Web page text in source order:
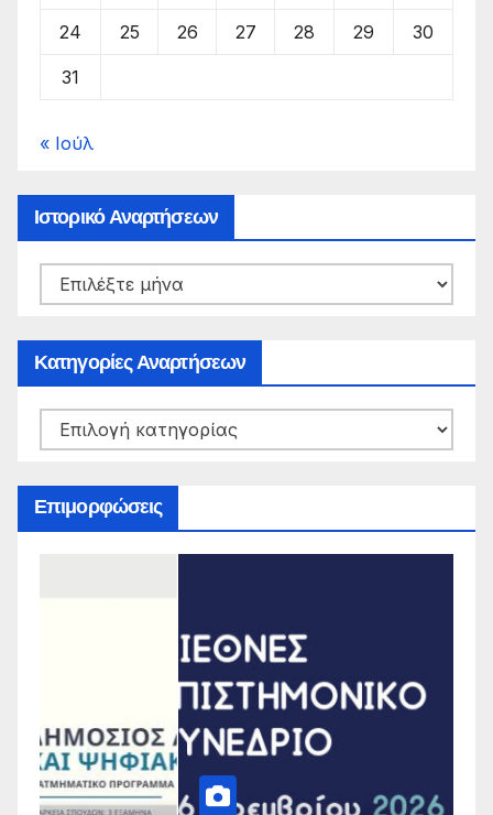
24 25 26 27 28 29 30
31
« Ιούλ
Ιστορικό Αναρτήσεων
Ιστορικό
Αναρτήσεων
Κατηγορίες Αναρτήσεων
Κατηγορίες
Αναρτήσεων
Επιμορφώσεις